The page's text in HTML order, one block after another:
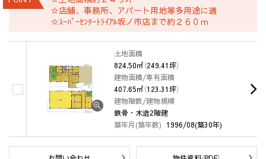
☆店舗、事務所、アパート用地等多用途に適
☆ｽｰﾊﾟｰｾﾝﾀｰﾄﾗｲｱﾙ坂ノ市店まで約２６０ｍ
土地面積
824.50㎡（249.41坪）
建物面積/専有面積
407.65㎡（123.31坪）
建物階数/建物規模
鉄骨・木造2階建
築年月(築年数) 1996/08(築30年)